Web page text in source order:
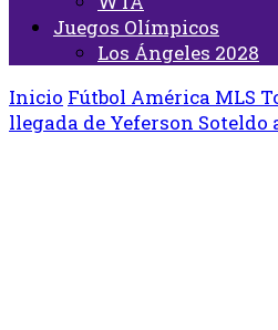
Juegos Olímpicos
Los Ángeles 2028
Inicio Fútbol América MLS
llegada de Yeferson Soteldo